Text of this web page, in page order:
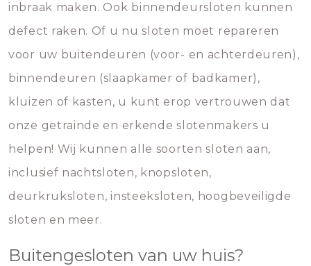
inbraak maken. Ook binnendeursloten kunnen
defect raken. Of u nu sloten moet repareren
voor uw buitendeuren (voor- en achterdeuren),
binnendeuren (slaapkamer of badkamer),
kluizen of kasten, u kunt erop vertrouwen dat
onze getrainde en erkende slotenmakers u
helpen! Wij kunnen alle soorten sloten aan,
inclusief nachtsloten, knopsloten,
deurkruksloten, insteeksloten, hoogbeveiligde
sloten en meer.
Buitengesloten van uw huis?